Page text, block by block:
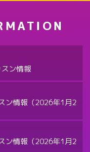
ン情報
ン情報（2026年1月2
ン情報（2026年1月2